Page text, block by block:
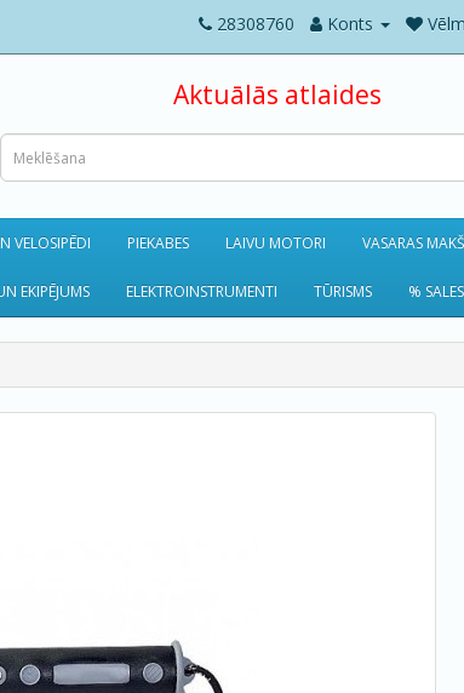
28308760 Konts
Aktuālās atlaides
VELOSIPĒDI PIEKABES LAIVU MOTORI VASARAS
EKIPĒJUMS ELEKTROINSTRUMENTI TŪRISMS %